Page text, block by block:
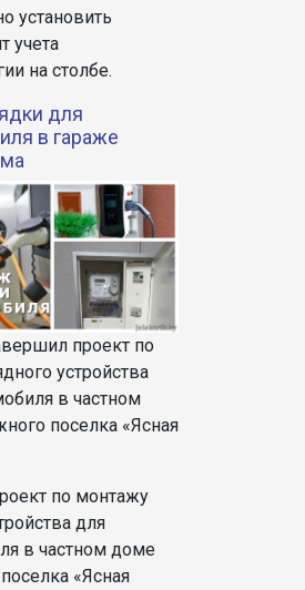
установить
учета
на столбе.
для
в гараже
проект по
устройства
в частном
поселка «Ясная
по монтажу
для
в частном доме
«Ясная